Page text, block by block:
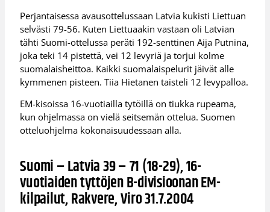
Perjantaisessa avausottelussaan Latvia kukisti Liettuan
selvästi 79-56. Kuten Liettuaakin vastaan oli Latvian
tähti Suomi-ottelussa peräti 192-senttinen Aija Putnina,
joka teki 14 pistettä, vei 12 levyriä ja torjui kolme
suomalaisheittoa. Kaikki suomalaispelurit jäivät alle
kymmenen pisteen. Tiia Hietanen taisteli 12 levypalloa.
EM-kisoissa 16-vuotiailla tytöillä on tiukka rupeama,
kun ohjelmassa on vielä seitsemän ottelua. Suomen
otteluohjelma kokonaisuudessaan alla.
Suomi – Latvia 39 – 71 (18-29), 16-
vuotiaiden tyttöjen B-divisioonan EM-
kilpailut, Rakvere, Viro 31.7.2004